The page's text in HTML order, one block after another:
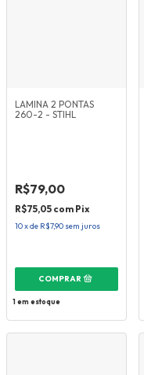
LAMINA 2 PONTAS
260-2 - STIHL
R$79,00
R$75,05 com Pix
10xde R$7,90 sem juros
1em estoque